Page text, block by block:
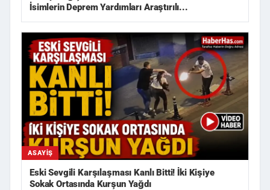
İsimlerin Deprem Yardımları Araştırılı...
ASAYIŞ
Eski Sevgili Karşılaşması Kanlı Bitti! İki Kişiye
Sokak Ortasında Kurşun Yağdı